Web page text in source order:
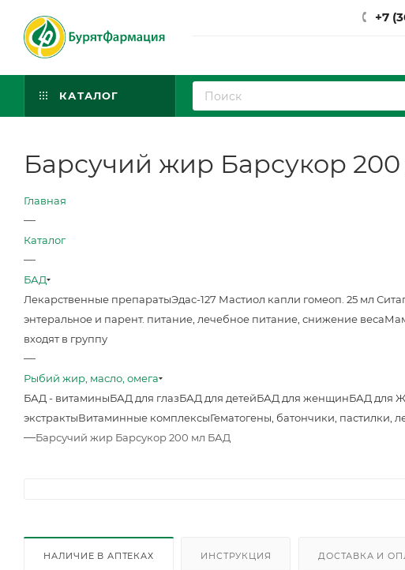
+7
КАТАЛОГ
Барсучий жир Барсукор
Главная
—
Каталог
—
БАД
Лекарственные препаратыЭдас-127 Мастиол капли гомеоп. 25 мл
энтеральное и парент. питание, лечебное питание, снижение веса
входят в группу
—
Рыбий жир, масло, омега
БАД - витаминыБАД для глазБАД для детейБАД для женщинБАД для
экстрактыВитаминные комплексыГематогены, батончики, пастилки,
—Барсучий жир Барсукор 200 мл БАД
НАЛИЧИЕ В АПТЕКАХ ИНСТРУКЦИЯ ДОСТАВКА И